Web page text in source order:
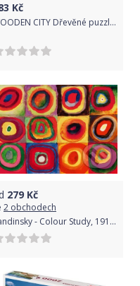
Kč
WOODEN CITY Dřevěné puzzle Mapa Království zvířat 2v1, 75 dílků EKO
279 Kč
2 obchodech
Kandinsky - Colour Study, 1913 - Bluebird